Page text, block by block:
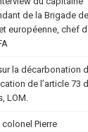
de la Brigade de
européenne, chef
la décarbonation
de l’article 73
LOM.
Pierre